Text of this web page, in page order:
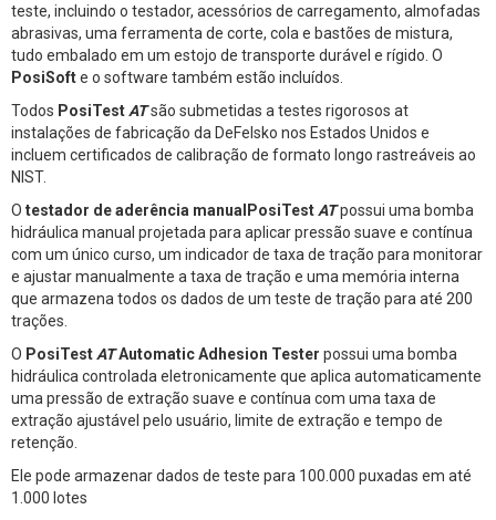
teste, incluindo o testador, acessórios de carregamento, almofadas
abrasivas, uma ferramenta de corte, cola e bastões de mistura,
tudo embalado em um estojo de transporte durável e rígido. O
PosiSofte o software também estão incluídos.
Todos PosiTest ATsão submetidas a testes rigorosos at
instalações de fabricação da DeFelsko nos Estados Unidos e
incluem certificados de calibração de formato longo rastreáveis ao
NIST.
O testador de aderência manualPosiTest ATpossui uma bomba
hidráulica manual projetada para aplicar pressão suave e contínua
com um único curso, um indicador de taxa de tração para monitorar
e ajustar manualmente a taxa de tração e uma memória interna
que armazena todos os dados de um teste de tração para até 200
trações.
O PosiTest ATAutomatic Adhesion Tester possui uma bomba
hidráulica controlada eletronicamente que aplica automaticamente
uma pressão de extração suave e contínua com uma taxa de
extração ajustável pelo usuário, limite de extração e tempo de
retenção.
Ele pode armazenar dados de teste para 100.000 puxadas em até
1.000 lotes